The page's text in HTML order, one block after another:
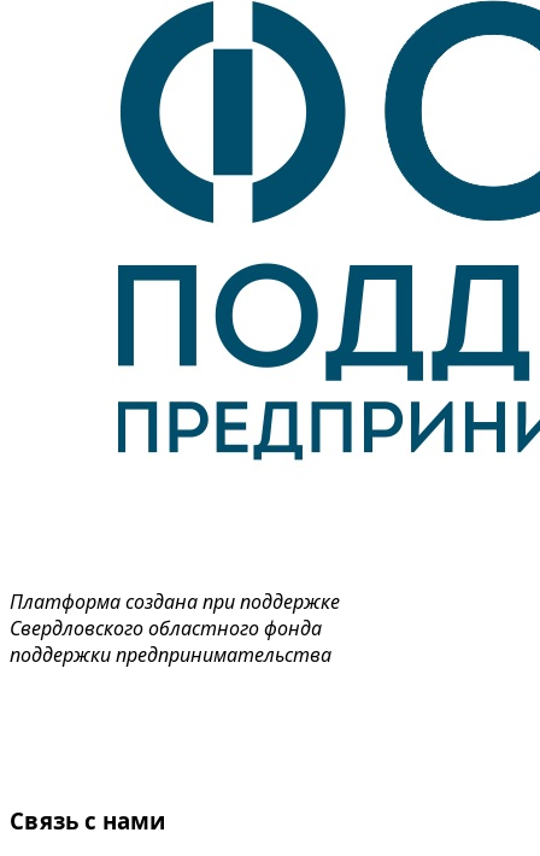
Платформа создана при поддержке
Свердловского областного фонда
поддержки предпринимательства
Связь с нами